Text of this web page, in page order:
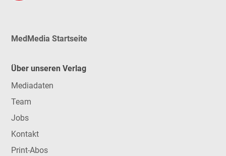
MedMedia Startseite
Über unseren Verlag
Mediadaten
Team
Jobs
Kontakt
Print-Abos